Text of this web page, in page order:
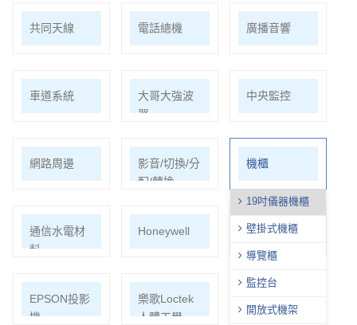
共同天線 電話總機 廣播音響
車道系統
大哥大強波
器
中央監控
網路周邊
影音/切換/分
配/轉換
機櫃
19吋儀器機櫃
壁掛式機櫃
導覽櫃
監控台
開放式機架
通信水電材
料
Honeywell
ECOHEAL
光合電子樹
EPSON投影
機
樂歌Loctek
人體工學